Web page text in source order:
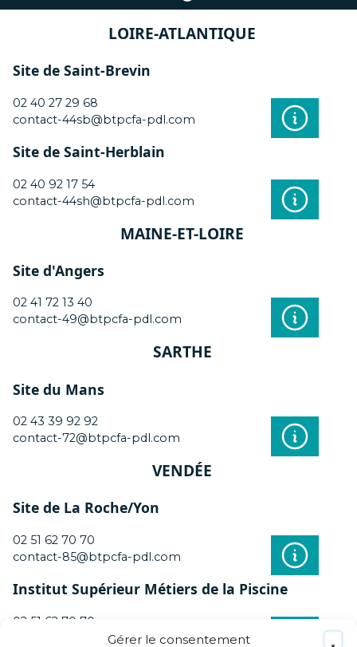
Gérer le consentement
LOIRE-ATLANTIQUE
Site de Saint-Brevin
02 40 27 29 68
contact-44sb@btpcfa-pdl.com
Site de Saint-Herblain
02 40 92 17 54
contact-44sh@btpcfa-pdl.com
MAINE-ET-LOIRE
Site d'Angers
02 41 72 13 40
contact-49@btpcfa-pdl.com
SARTHE
Site du Mans
02 43 39 92 92
contact-72@btpcfa-pdl.com
VENDÉE
Site de La Roche/Yon
02 51 62 70 70
contact-85@btpcfa-pdl.com
Institut Supérieur Métiers de la Piscine
02 51 62 70 70
contact-85@btpcfa-pdl.com